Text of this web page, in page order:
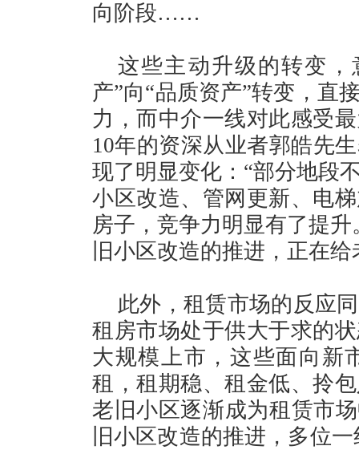
向阶段……
这些主动升级的转变
产”向“品质资产”转变，直
力，而中介一线对此感受
10年的资深从业者郭皓先
现了明显变化：“部分地段
小区改造、管网更新、电
房子，竞争力明显有了提
旧小区改造的推进，正在
此外，租赁市场的反应
租房市场处于供大于求的
大规模上市，这些面向新
租，租期稳、租金低、拎
老旧小区逐渐成为租赁市
旧小区改造的推进，多位